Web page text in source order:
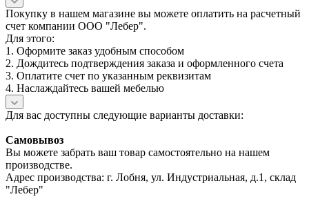
Покупку в нашем магазине вы можете оплатить на расчетный
счет компании ООО "Лебер".
Для этого:
1. Оформите заказ удобным способом
2. Дождитесь подтверждения заказа и оформленного счета
3. Оплатите счет по указанным реквизитам
4. Наслаждайтесь вашей мебелью
Для вас доступны следующие варианты доставки:
Самовывоз
Вы можете забрать ваш товар самостоятельно на нашем
производстве.
Адрес производства: г. Лобня, ул. Индустриальная, д.1, склад
"Лебер"